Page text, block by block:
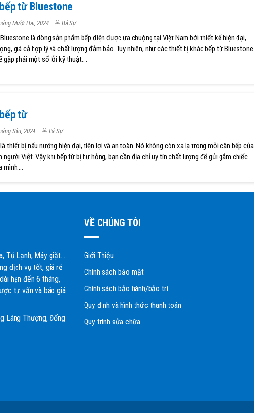
từ Bluestone
Mười Hai, 2024 Bá Sự
là dòng sản phẩm bếp điện được ưa chuộng tại Việt Nam bởi thiết kế hiện đại,
giá cả hợp lý và chất lượng đảm bảo. Tuy nhiên, như các thiết bị khác bếp từ Bluestone
gặp phải một số lỗi kỹ thuật....
từ
Sáu, 2024 Bá Sự
thiết bị nấu nướng hiện đại, tiện lợi và an toàn. Nó không còn xa lạ trong mỗi căn bếp của
người Việt. Vậy khi bếp từ bị hư hỏng, bạn cần địa chỉ uy tín chất lượng để gửi gắm chiếc
mình....
Tủ Lạnh, Máy giặt…
dịch vụ tốt, giá rẻ
hạn đến 6 tháng,
tư vấn và báo giá
Láng Thượng, Đống
VỀ CHÚNG TÔI
Giới Thiệu
Chính sách bảo mật
Chính sách bảo hành/bảo trì
Quy định và hình thức thanh toán
Quy trình sửa chữa